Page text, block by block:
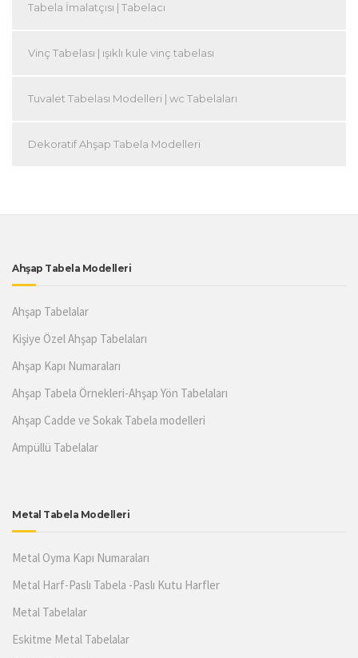
Tabela İmalatçısı | Tabelacı
Vinç Tabelası | ışıklı kule vinç tabelası
Tuvalet Tabelası Modelleri | wc Tabelaları
Dekoratif Ahşap Tabela Modelleri
Ahşap Tabela Modelleri
Ahşap Tabelalar
Kişiye Özel Ahşap Tabelaları
Ahşap Kapı Numaraları
Ahşap Tabela Örnekleri-Ahşap Yön Tabelaları
Ahşap Cadde ve Sokak Tabela modelleri
Ampüllü Tabelalar
Metal Tabela Modelleri
Metal Oyma Kapı Numaraları
Metal Harf-Paslı Tabela -Paslı Kutu Harfler
Metal Tabelalar
Eskitme Metal Tabelalar